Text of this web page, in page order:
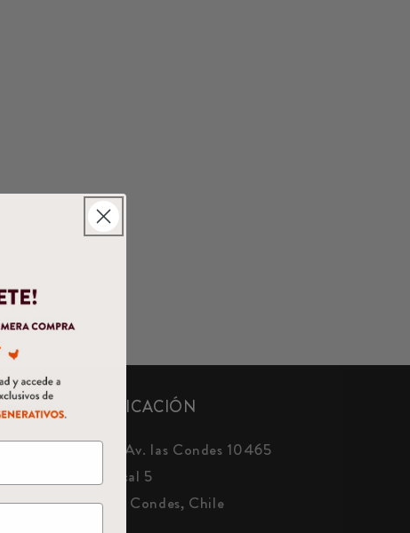
UBICACIÓN
📍 Av. las Condes 10465
Local 5
Las Condes, Chile